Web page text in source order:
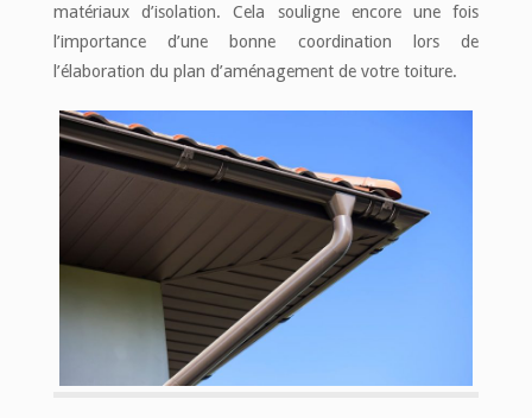
matériaux d’isolation. Cela souligne encore une fois
l’importance d’une bonne coordination lors de
l’élaboration du plan d’aménagement de votre toiture.